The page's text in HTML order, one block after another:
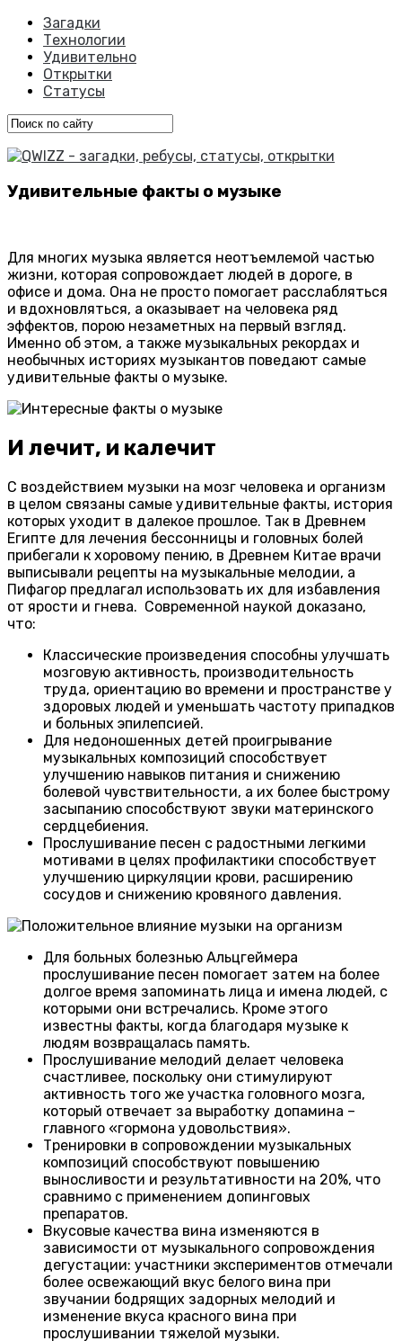
Загадки
Технологии
Удивительно
Открытки
Статусы
Удивительные факты о музыке
Для многих музыка является неотъемлемой частью
жизни, которая сопровождает людей в дороге, в
офисе и дома. Она не просто помогает расслабляться
и вдохновляться, а оказывает на человека ряд
эффектов, порою незаметных на первый взгляд.
Именно об этом, а также музыкальных рекордах и
необычных историях музыкантов поведают самые
удивительные факты о музыке.
И лечит, и калечит
С воздействием музыки на мозг человека и организм
в целом связаны самые удивительные факты, история
которых уходит в далекое прошлое. Так в Древнем
Египте для лечения бессонницы и головных болей
прибегали к хоровому пению, в Древнем Китае врачи
выписывали рецепты на музыкальные мелодии, а
Пифагор предлагал использовать их для избавления
от ярости и гнева. Современной наукой доказано,
что:
Классические произведения способны улучшать
мозговую активность, производительность
труда, ориентацию во времени и пространстве у
здоровых людей и уменьшать частоту припадков
и больных эпилепсией.
Для недоношенных детей проигрывание
музыкальных композиций способствует
улучшению навыков питания и снижению
болевой чувствительности, а их более быстрому
засыпанию способствуют звуки материнского
сердцебиения.
Прослушивание песен с радостными легкими
мотивами в целях профилактики способствует
улучшению циркуляции крови, расширению
сосудов и снижению кровяного давления.
Для больных болезнью Альцгеймера
прослушивание песен помогает затем на более
долгое время запоминать лица и имена людей, с
которыми они встречались. Кроме этого
известны факты, когда благодаря музыке к
людям возвращалась память.
Прослушивание мелодий делает человека
счастливее, поскольку они стимулируют
активность того же участка головного мозга,
который отвечает за выработку допамина –
главного «гормона удовольствия».
Тренировки в сопровождении музыкальных
композиций способствуют повышению
выносливости и результативности на 20%, что
сравнимо с применением допинговых
препаратов.
Вкусовые качества вина изменяются в
зависимости от музыкального сопровождения
дегустации: участники экспериментов отмечали
более освежающий вкус белого вина при
звучании бодрящих задорных мелодий и
изменение вкуса красного вина при
прослушивании тяжелой музыки.